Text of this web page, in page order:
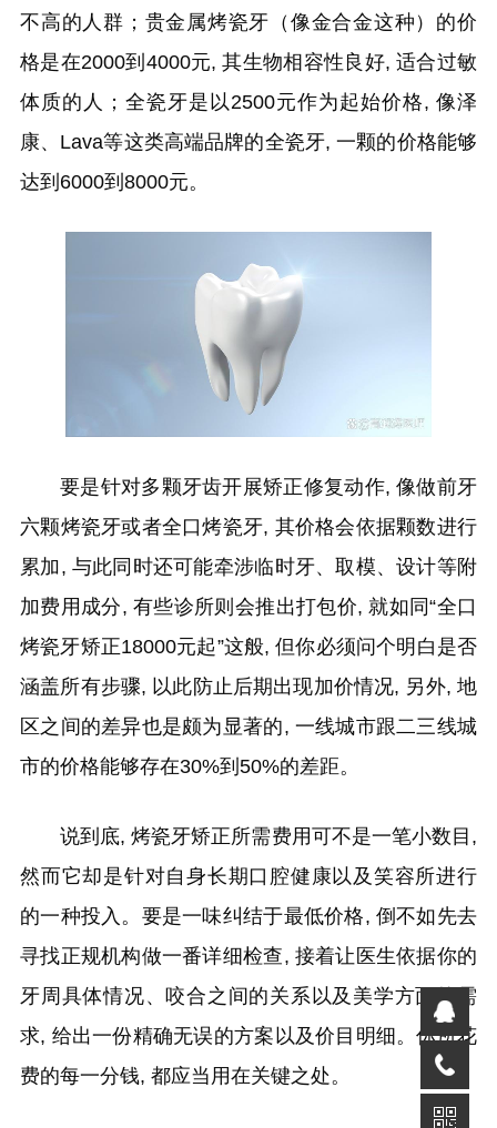
不高的人群；贵金属烤瓷牙（像金合金这种）的价
格是在2000到4000元, 其生物相容性良好, 适合过敏
体质的人；全瓷牙是以2500元作为起始价格, 像泽
康、Lava等这类高端品牌的全瓷牙, 一颗的价格能够
达到6000到8000元。
要是针对多颗牙齿开展矫正修复动作, 像做前牙
六颗烤瓷牙或者全口烤瓷牙, 其价格会依据颗数进行
累加, 与此同时还可能牵涉临时牙、取模、设计等附
加费用成分, 有些诊所则会推出打包价, 就如同“全口
烤瓷牙矫正18000元起”这般, 但你必须问个明白是否
涵盖所有步骤, 以此防止后期出现加价情况, 另外, 地
区之间的差异也是颇为显著的, 一线城市跟二三线城
市的价格能够存在30%到50%的差距。
说到底, 烤瓷牙矫正所需费用可不是一笔小数目,
然而它却是针对自身长期口腔健康以及笑容所进行
的一种投入。要是一味纠结于最低价格, 倒不如先去
寻找正规机构做一番详细检查, 接着让医生依据你的
牙周具体情况、咬合之间的关系以及美学方面的需
求, 给出一份精确无误的方案以及价目明细。你所花
费的每一分钱, 都应当用在关键之处。